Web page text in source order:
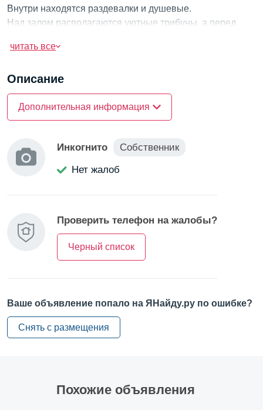
Описание
Тип зала —под спортзал
Категория зала —для баскетбола
Категория зала —для футбола
Дополнительная информация
Внутри находятся раздевалки и душевые.
Над залом располагаются уютные трибуны, а перед
читать все
Инкогнито
Собственник
Нет жалоб
Проверить телефон на жалобы?
Черный список
Ваше объявление попало на ЯНайду.ру по ошибке?
Снять с размещения
Похожие объявления